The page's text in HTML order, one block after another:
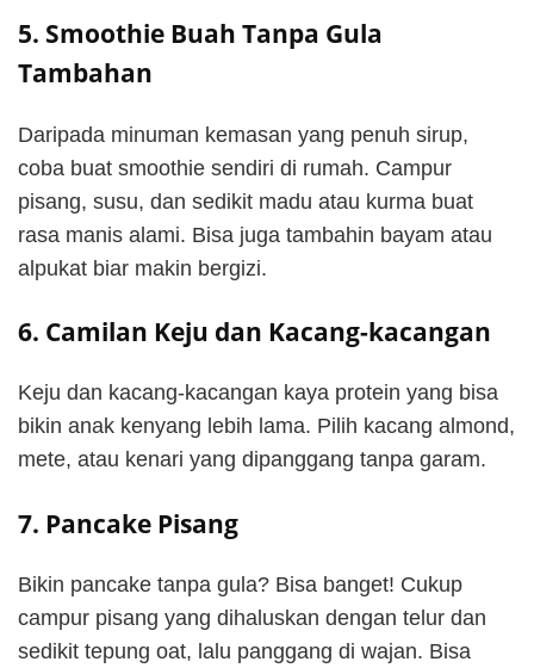
5. Smoothie Buah Tanpa Gula
Tambahan
Daripada minuman kemasan yang penuh sirup,
coba buat smoothie sendiri di rumah. Campur
pisang, susu, dan sedikit madu atau kurma buat
rasa manis alami. Bisa juga tambahin bayam atau
alpukat biar makin bergizi.
6. Camilan Keju dan Kacang-kacangan
Keju dan kacang-kacangan kaya protein yang bisa
bikin anak kenyang lebih lama. Pilih kacang almond,
mete, atau kenari yang dipanggang tanpa garam.
7. Pancake Pisang
Bikin pancake tanpa gula? Bisa banget! Cukup
campur pisang yang dihaluskan dengan telur dan
sedikit tepung oat, lalu panggang di wajan. Bisa